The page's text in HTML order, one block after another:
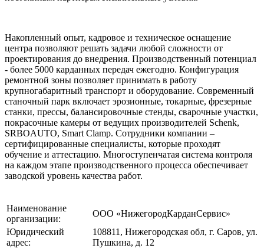
Накопленный опыт, кадровое и техническое оснащение
центра позволяют решать задачи любой сложности от
проектирования до внедрения. Производственный потенциал
- более 5000 карданных передач ежегодно. Конфигурация
ремонтной зоны позволяет принимать в работу
крупногабаритный транспорт и оборудование. Современный
станочный парк включает эрозионные, токарные, фрезерные
станки, прессы, балансировочные стенды, сварочные участки,
покрасочные камеры от ведущих производителей Schenk,
SRBOAUTO, Smart Clamp. Сотрудники компании –
сертифицированные специалисты, которые проходят
обучение и аттестацию. Многоступенчатая система контроля
на каждом этапе производственного процесса обеспечивает
заводской уровень качества работ.
Наименование
организации:
ООО «НижегородКарданСервис»
Юридический
адрес:
108811, Нижегородская обл, г. Саров, ул.
Пушкина, д. 12